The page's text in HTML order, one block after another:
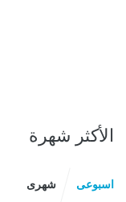
الأكثر شهرة
اسبوعى شهرى